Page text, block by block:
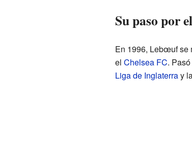
Su paso por
En 1996, Lebœuf se
el Chelsea FC.
Liga de Inglaterray